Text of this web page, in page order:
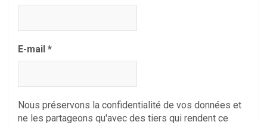
E-mail *
Nous préservons la confidentialité de vos données et
ne les partageons qu'avec des tiers qui rendent ce